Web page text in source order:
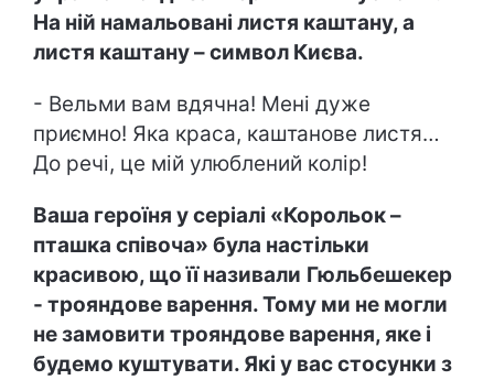
На ній намальовані листя каштану, а
листя каштану – символ Києва.
- Вельми вам вдячна! Мені дуже
приємно! Яка краса, каштанове листя…
До речі, це мій улюблений колір!
Ваша героїня у серіалі «Корольок –
пташка співоча» була настільки
красивою, що її називали Гюльбешекер
- трояндове варення. Тому ми не могли
не замовити трояндове варення, яке і
будемо куштувати. Які у вас стосунки з